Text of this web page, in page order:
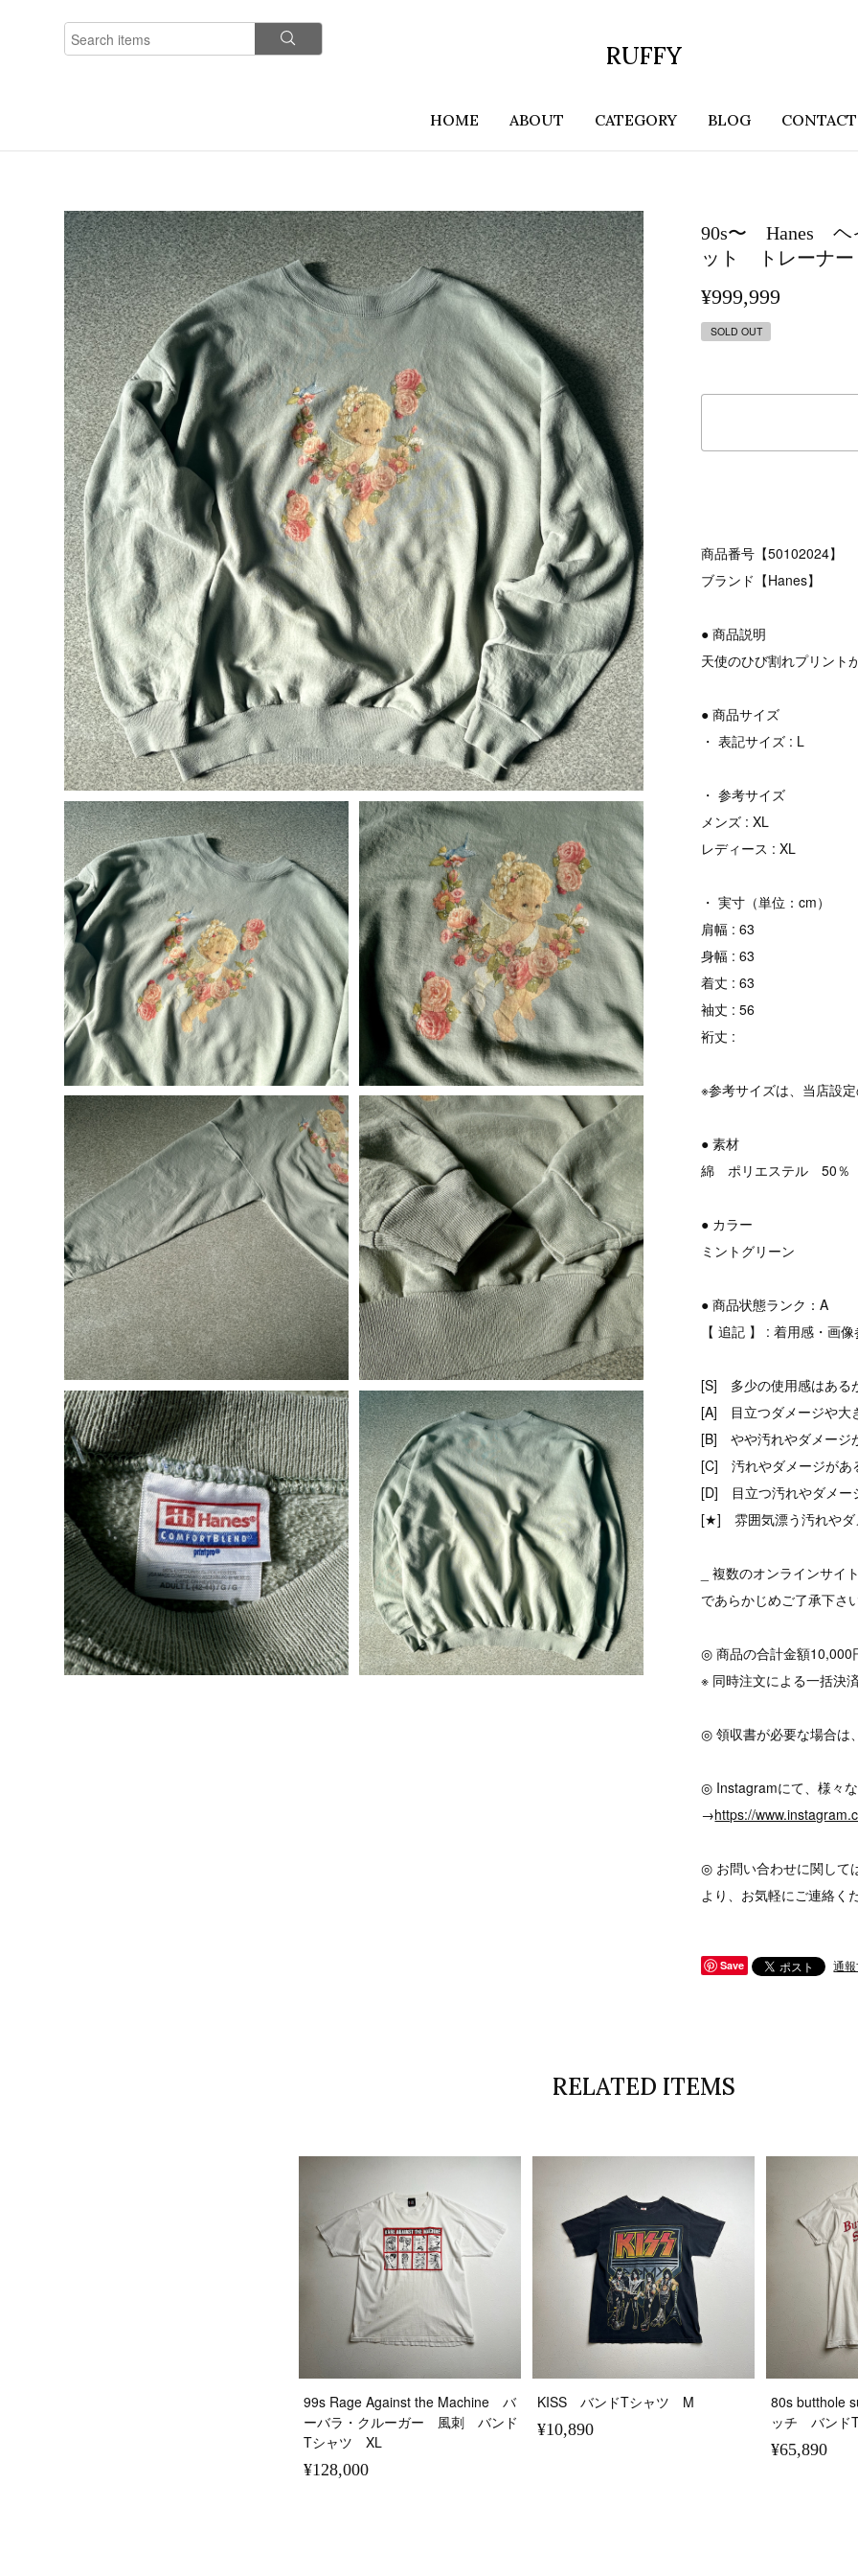
RUFFY
HOME ABOUT CATEGORY BLOG CONTACT
90s〜 Hanes
ット トレーナ
¥999,999
SOLD OUT
商品番号【50102024】
ブランド【Hanes】
● 商品説明
天使のひび割れプリント
● 商品サイズ
・ 表記サイズ : L
・ 参考サイズ
メンズ : XL
レディース : XL
・ 実寸（単位：cm）
肩幅 : 63
身幅 : 63
着丈 : 63
袖丈 : 56
裄丈 :
※参考サイズは、当店設
● 素材
綿 ポリエステル 50％
● カラー
ミントグリーン
● 商品状態ランク：A
【 追記 】 : 着用感・画像
[S] 多少の使用感はある
[A] 目立つダメージや大
[B] やや汚れやダメージ
[C] 汚れやダメージがあ
[D] 目立つ汚れやダメー
[★] 雰囲気漂う汚れやダ
_ 複数のオンラインサ
であらかじめご了承下さい
◎ 商品の合計金額10,000
※ 同時注文による一括決
◎ 領収書が必要な場合は
◎ Instagramにて、様々
→https://
◎ お問い合わせに関して
より、お気軽にご連絡く
Save 通
RELATED ITEMS
99s Rage Against the Machine バ
ーバラ・クルーガー 風刺 バンド
Tシャツ XL
¥128,000
KISS バンドTシャツ M
¥10,890
80s butthole
ッチ バンド
¥65,890